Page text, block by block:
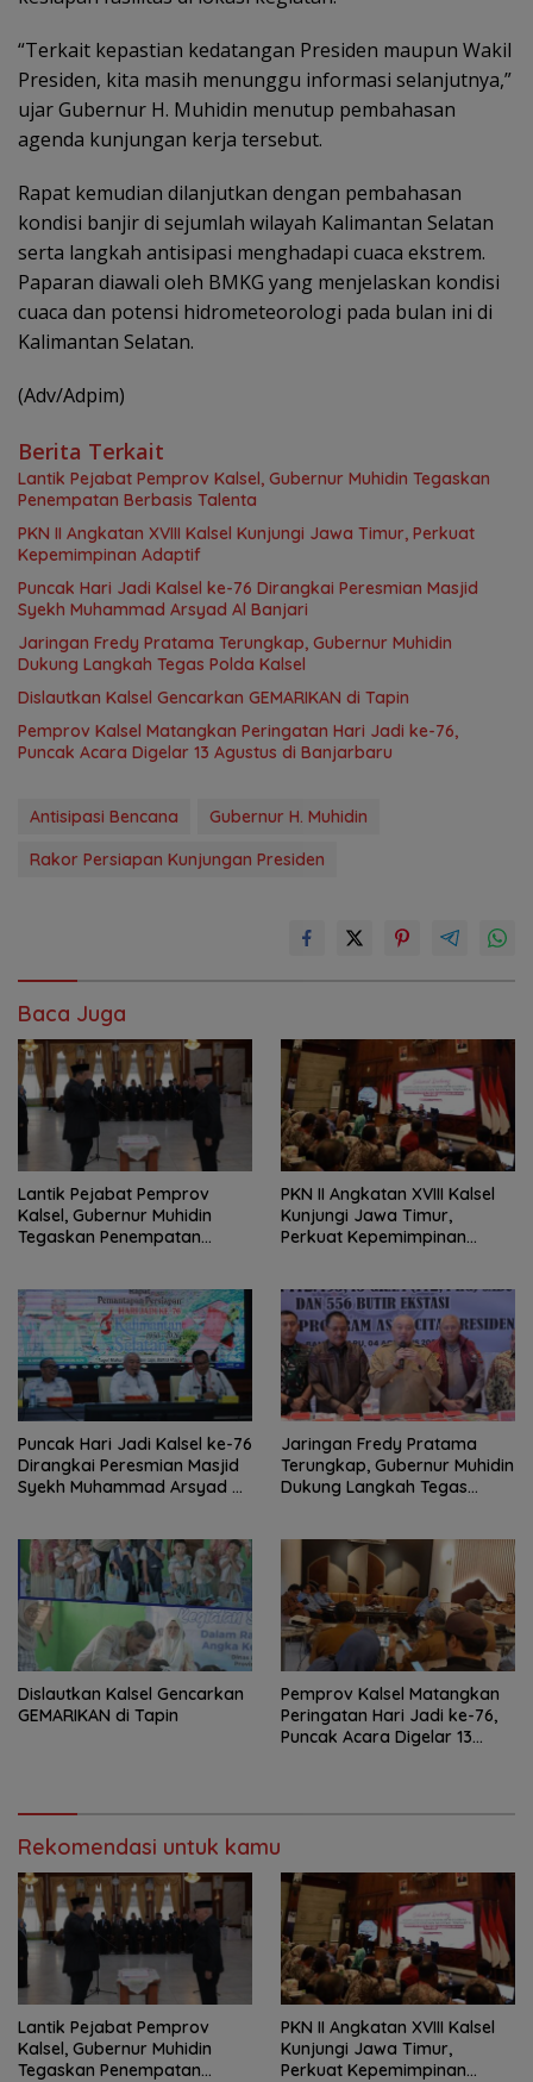
“Terkait kepastian kedatangan Presiden maupun Wakil
Presiden, kita masih menunggu informasi selanjutnya,”
ujar Gubernur H. Muhidin menutup pembahasan
agenda kunjungan kerja tersebut.
Rapat kemudian dilanjutkan dengan pembahasan
kondisi banjir di sejumlah wilayah Kalimantan Selatan
serta langkah antisipasi menghadapi cuaca ekstrem.
Paparan diawali oleh BMKG yang menjelaskan kondisi
cuaca dan potensi hidrometeorologi pada bulan ini di
Kalimantan Selatan.
(Adv/Adpim)
Berita Terkait
Lantik Pejabat Pemprov Kalsel, Gubernur Muhidin Tegaskan
Penempatan Berbasis Talenta
PKN II Angkatan XVIII Kalsel Kunjungi Jawa Timur, Perkuat
Kepemimpinan Adaptif
Puncak Hari Jadi Kalsel ke-76 Dirangkai Peresmian Masjid
Syekh Muhammad Arsyad Al Banjari
Jaringan Fredy Pratama Terungkap, Gubernur Muhidin
Dukung Langkah Tegas Polda Kalsel
Dislautkan Kalsel Gencarkan GEMARIKAN di Tapin
Pemprov Kalsel Matangkan Peringatan Hari Jadi ke-76,
Puncak Acara Digelar 13 Agustus di Banjarbaru
Antisipasi Bencana
Gubernur H. Muhidin
Rakor Persiapan Kunjungan Presiden
Baca Juga
Lantik Pejabat Pemprov
Kalsel, Gubernur Muhidin
Tegaskan Penempatan
PKN II Angkatan XVIII Kalsel
Kunjungi Jawa Timur,
Perkuat Kepemimpinan
Puncak Hari Jadi Kalsel ke-76
Dirangkai Peresmian Masjid
Syekh Muhammad Arsyad Al
Jaringan Fredy Pratama
Terungkap, Gubernur Muhidin
Dukung Langkah Tegas
Dislautkan Kalsel Gencarkan
GEMARIKAN di Tapin
Pemprov Kalsel Matangkan
Peringatan Hari Jadi ke-76,
Puncak Acara Digelar 13
Rekomendasi untuk kamu
Lantik Pejabat Pemprov
Kalsel, Gubernur Muhidin
Tegaskan Penempatan
PKN II Angkatan XVIII Kalsel
Kunjungi Jawa Timur,
Perkuat Kepemimpinan